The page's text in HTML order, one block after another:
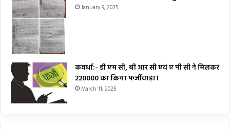
January 9, 2025
कवर्धा:- डी एम सी, बी आर सी एवं ए पी सी ने मिलकर
₹220000 का किया फर्जीवाड़ा।
March 11, 2025